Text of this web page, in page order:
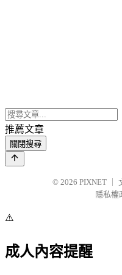
推薦文章
關閉搜尋
© 2026 PIXNET
隱私權
⚠️
成人內容提醒